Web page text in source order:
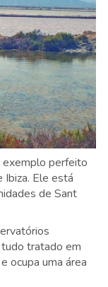
exemplo perfeito
Ibiza. Ele está
de Sant
tratado em
ocupa uma área